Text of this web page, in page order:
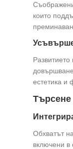
които
Развитието
естетика и
Търсене
Обхватът
включени